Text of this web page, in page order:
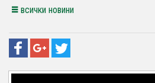
всички новини